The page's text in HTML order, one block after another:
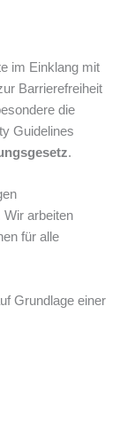
im Einklang mit
Barrierefreiheit
die
Guidelines
.
Wir arbeiten
für alle
Grundlage einer